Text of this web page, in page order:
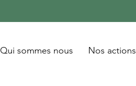
Qui sommes nous Nos actions